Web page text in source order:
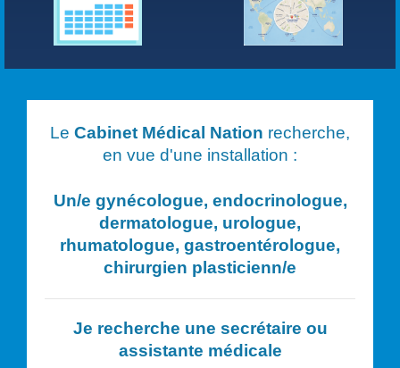
Le Cabinet Médical Nation recherche,
en vue d'une installation :
Un/e gynécologue, endocrinologue,
dermatologue, urologue,
rhumatologue, gastroentérologue,
chirurgien plasticienn/e
Je recherche une secrétaire ou
assistante médicale